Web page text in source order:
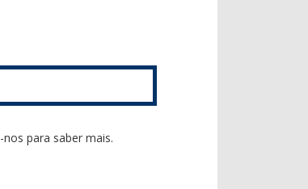
para saber mais.